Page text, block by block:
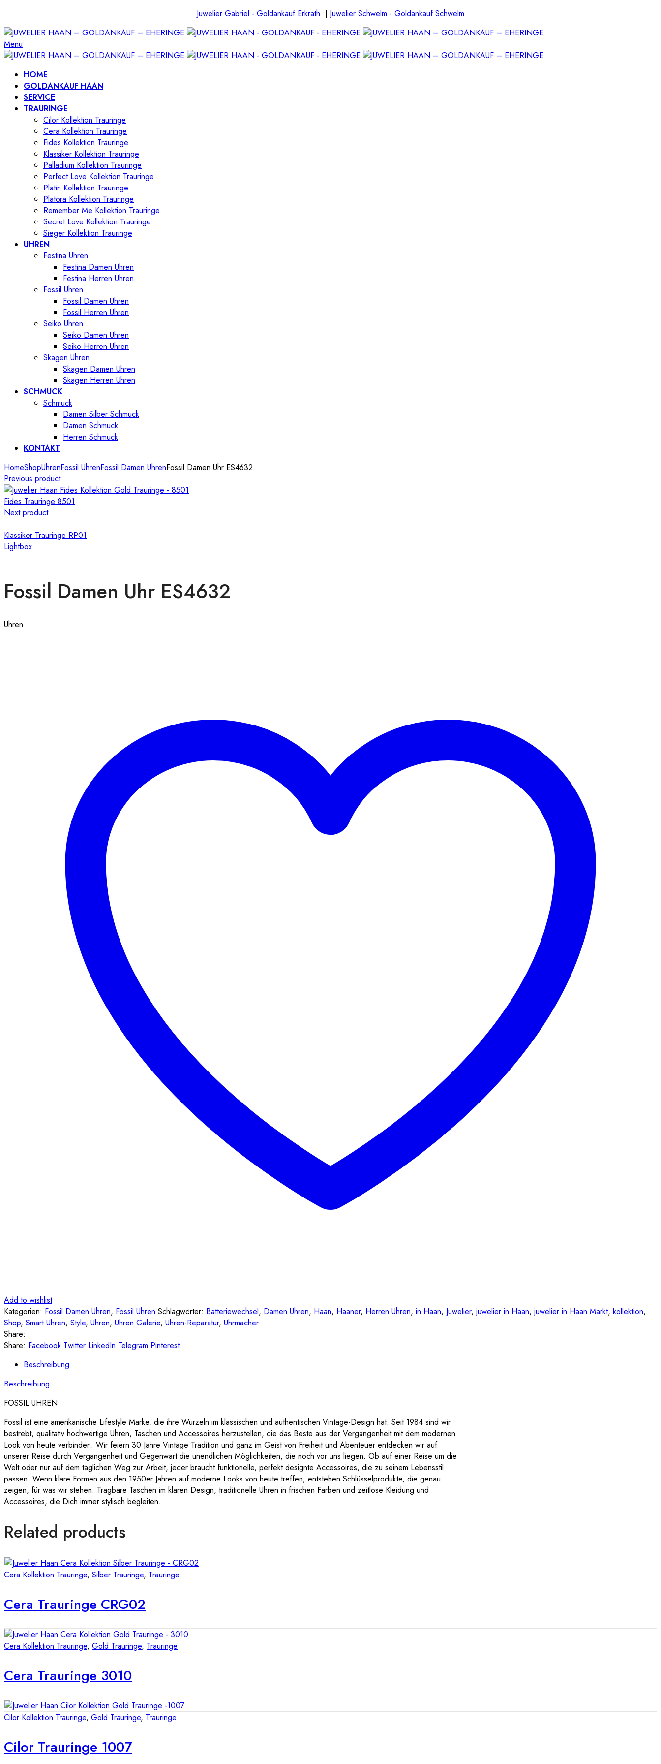
Juwelier Gabriel - Goldankauf Erkrath | Juwelier Schwelm - Goldankauf Schwelm
Menu
HOME
GOLDANKAUF HAAN
SERVICE
TRAURINGE
Cilor Kollektion Trauringe
Cera Kollektion Trauringe
Fides Kollektion Trauringe
Klassiker Kollektion Trauringe
Palladium Kollektion Trauringe
Perfect Love Kollektion Trauringe
Platin Kollektion Trauringe
Platora Kollektion Trauringe
Remember Me Kollektion Trauringe
Secret Love Kollektion Trauringe
Sieger Kollektion Trauringe
UHREN
Festina Uhren
Festina Damen Uhren
Festina Herren Uhren
Fossil Uhren
Fossil Damen Uhren
Fossil Herren Uhren
Seiko Uhren
Seiko Damen Uhren
Seiko Herren Uhren
Skagen Uhren
Skagen Damen Uhren
Skagen Herren Uhren
SCHMUCK
Schmuck
Damen Silber Schmuck
Damen Schmuck
Herren Schmuck
KONTAKT
HomeShopUhrenFossil UhrenFossil Damen UhrenFossil Damen Uhr ES4632
Previous product
Fides Trauringe 8501
Next product
Klassiker Trauringe RP01
Lightbox
Fossil Damen Uhr ES4632
Uhren
Add to wishlist
Kategorien: Fossil Damen Uhren, Fossil Uhren Schlagwörter: Batteriewechsel, Damen Uhren, Haan, Haaner, Herren Uhren, in Haan, Juwelier, juwelier in Haan, juwelier in Haan Markt, kollektion,
Shop, Smart Uhren, Style, Uhren, Uhren Galerie, Uhren-Reparatur, Uhrmacher
Share:
Share: Facebook Twitter LinkedIn Telegram Pinterest
Beschreibung
Beschreibung
FOSSIL UHREN
Fossil ist eine amerikanische Lifestyle Marke, die ihre Wurzeln im klassischen und authentischen Vintage-Design hat. Seit 1984 sind wir
bestrebt, qualitativ hochwertige Uhren, Taschen und Accessoires herzustellen, die das Beste aus der Vergangenheit mit dem modernen
Look von heute verbinden. Wir feiern 30 Jahre Vintage Tradition und ganz im Geist von Freiheit und Abenteuer entdecken wir auf
unserer Reise durch Vergangenheit und Gegenwart die unendlichen Möglichkeiten, die noch vor uns liegen. Ob auf einer Reise um die
Welt oder nur auf dem täglichen Weg zur Arbeit, jeder braucht funktionelle, perfekt designte Accessoires, die zu seinem Lebensstil
passen. Wenn klare Formen aus den 1950er Jahren auf moderne Looks von heute treffen, entstehen Schlüsselprodukte, die genau
zeigen, für was wir stehen: Tragbare Taschen im klaren Design, traditionelle Uhren in frischen Farben und zeitlose Kleidung und
Accessoires, die Dich immer stylisch begleiten.
Related products
Cera Kollektion Trauringe, Silber Trauringe, Trauringe
Cera Trauringe CRG02
Cera Kollektion Trauringe, Gold Trauringe, Trauringe
Cera Trauringe 3010
Cilor Kollektion Trauringe, Gold Trauringe, Trauringe
Cilor Trauringe 1007